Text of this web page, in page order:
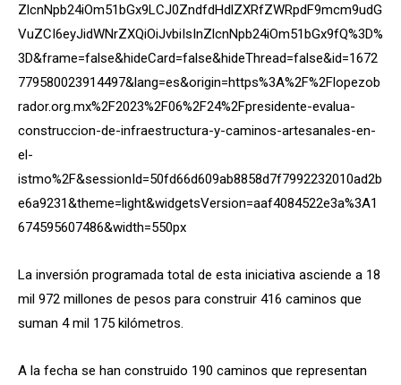
ZlcnNpb24iOm51bGx9LCJ0ZndfdHdlZXRfZWRpdF9mcm9udG
VuZCI6eyJidWNrZXQiOiJvbiIsInZlcnNpb24iOm51bGx9fQ%3D%
3D&frame=false&hideCard=false&hideThread=false&id=1672
779580023914497&lang=es&origin=https%3A%2F%2Flopezob
rador.org.mx%2F2023%2F06%2F24%2Fpresidente-evalua-
construccion-de-infraestructura-y-caminos-artesanales-en-
el-
istmo%2F&sessionId=50fd66d609ab8858d7f7992232010ad2b
e6a9231&theme=light&widgetsVersion=aaf4084522e3a%3A1
674595607486&width=550px
La inversión programada total de esta iniciativa asciende a 18
mil 972 millones de pesos para construir 416 caminos que
suman 4 mil 175 kilómetros.
A la fecha se han construido 190 caminos que representan